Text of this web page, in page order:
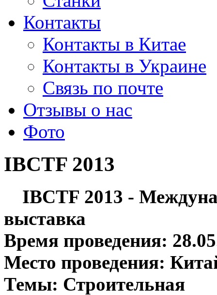
Контакты
Контакты в Китае
Контакты в Украине
Связь по почте
Отзывы о нас
Фото
IBCTF 2013
IBCTF 2013 -
выставка
Время проведения:
Место проведения:
Темы: Строительная